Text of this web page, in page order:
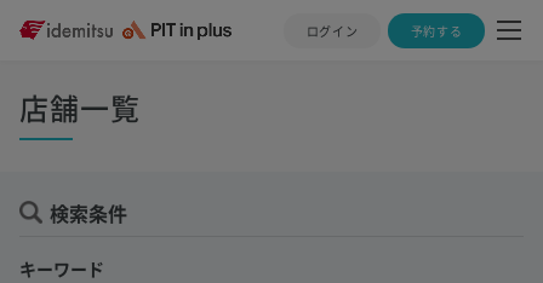
ログイン 予約する
店舗一覧
検索条件
キーワード